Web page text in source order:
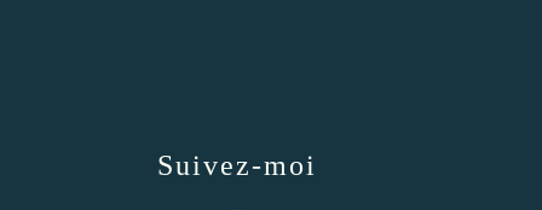
Suivez-moi